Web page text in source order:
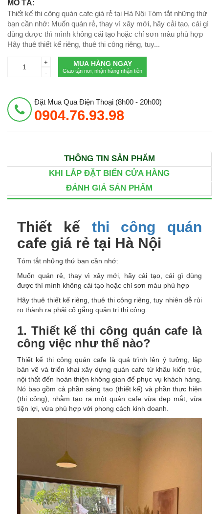
MÔ TẢ:
Thiết kế thi công quán cafe giá rẻ tại Hà Nội Tóm tắt những thứ
bạn cần nhớ: Muốn quán rẻ, thay vì xây mới, hãy cải tạo, cái gì
dùng được thì mình không cải tạo hoặc chỉ sơn màu phù hợp
Hãy thuê thiết kế riêng, thuê thi công riêng, tuy...
+
-
MUA HÀNG NGAY
Giao tận nơi, nhận hàng nhận tiền
Đặt Mua Qua Điện Thoại (8h00 - 20h00)
0904.76.93.98
THÔNG TIN SẢN PHẨM
KHI LẮP ĐẶT BIỂN CỬA HÀNG
ĐÁNH GIÁ SẢN PHẨM
Thiết kế thi công quán
cafe giá rẻ tại Hà Nội
Tóm tắt những thứ bạn cần nhớ:
Muốn quán rẻ, thay vì xây mới, hãy cải tạo, cái gì dùng
được thì mình không cải tạo hoặc chỉ sơn màu phù hợp
Hãy thuê thiết kế riêng, thuê thi công riêng, tuy nhiên dễ rủi
ro thành ra phải cố gắng quản trị thi công.
1. Thiết kế thi công quán cafe là
công việc như thế nào?
Thiết kế thi công quán cafe là quá trình lên ý tưởng, lập
bản vẽ và triển khai xây dựng quán cafe từ khâu kiến trúc,
nội thất đến hoàn thiện không gian để phục vụ khách hàng.
Nó bao gồm cả phần sáng tạo (thiết kế) và phần thực hiện
(thi công), nhằm tạo ra một quán cafe vừa đẹp mắt, vừa
tiện lợi, vừa phù hợp với phong cách kinh doanh.